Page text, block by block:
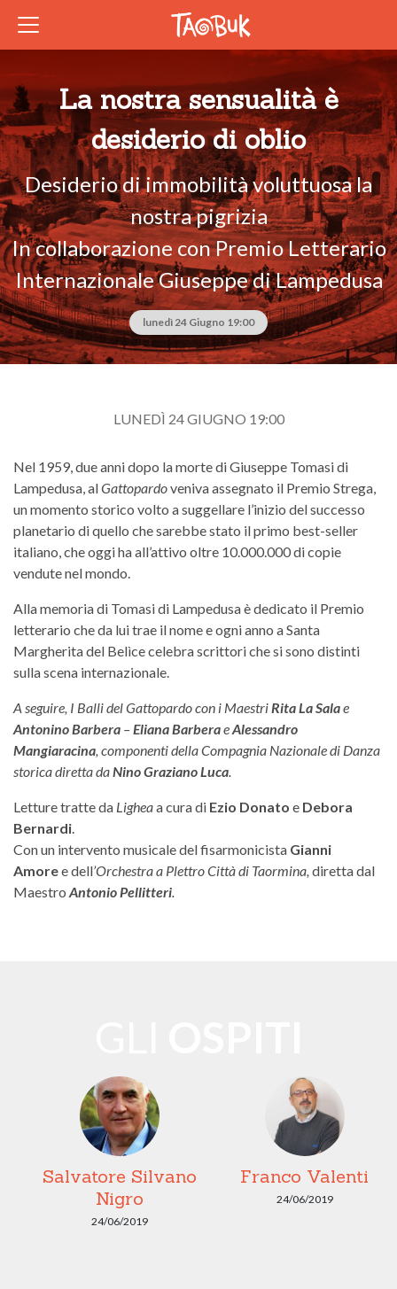
La nostra sensualità è
desiderio di oblio
Desiderio di immobilità voluttuosa la
nostra pigrizia
In collaborazione con Premio Letterario
Internazionale Giuseppe di Lampedusa
lunedì 24 Giugno 19:00
LUNEDÌ 24 GIUGNO 19:00
Nel 1959, due anni dopo la morte di Giuseppe Tomasi di
Lampedusa, alGattopardoveniva assegnato il Premio Strega,
un momento storico volto a suggellare l’inizio del successo
planetario di quello che sarebbe stato il primo best-seller
italiano, che oggi ha all’attivo oltre 10.000.000 di copie
vendute nel mondo.
Alla memoria di Tomasi di Lampedusa è dedicato il Premio
letterario che da lui trae il nome e ogni anno a Santa
Margherita del Belìce celebra scrittori che si sono distinti
sulla scena internazionale.
A seguire, I Balli del Gattopardo con i MaestriRita La Salae
Antonino Barbera –Eliana BarberaeAlessandro
Mangiaracina, componenti della Compagnia Nazionale di Danza
storica diretta daNino Graziano Luca.
Letture tratte da Ligheaa cura di Ezio Donato e Debora
Bernardi.
Con un intervento musicale del fisarmonicista Gianni
Amoree dell’Orchestra a Plettro Città di Taormina, diretta dal
Maestro Antonio Pellitteri.
Salvatore Silvano
Nigro
24/06/2019
Franco Valenti
24/06/2019